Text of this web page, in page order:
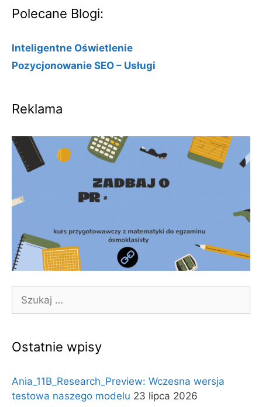
Polecane Blogi:
Inteligentne Oświetlenie
Pozycjonowanie SEO – Usługi
Reklama
Ostatnie wpisy
Ania_11B_Research_Preview: Wczesna wersja
testowa naszego modelu 23 lipca 2026